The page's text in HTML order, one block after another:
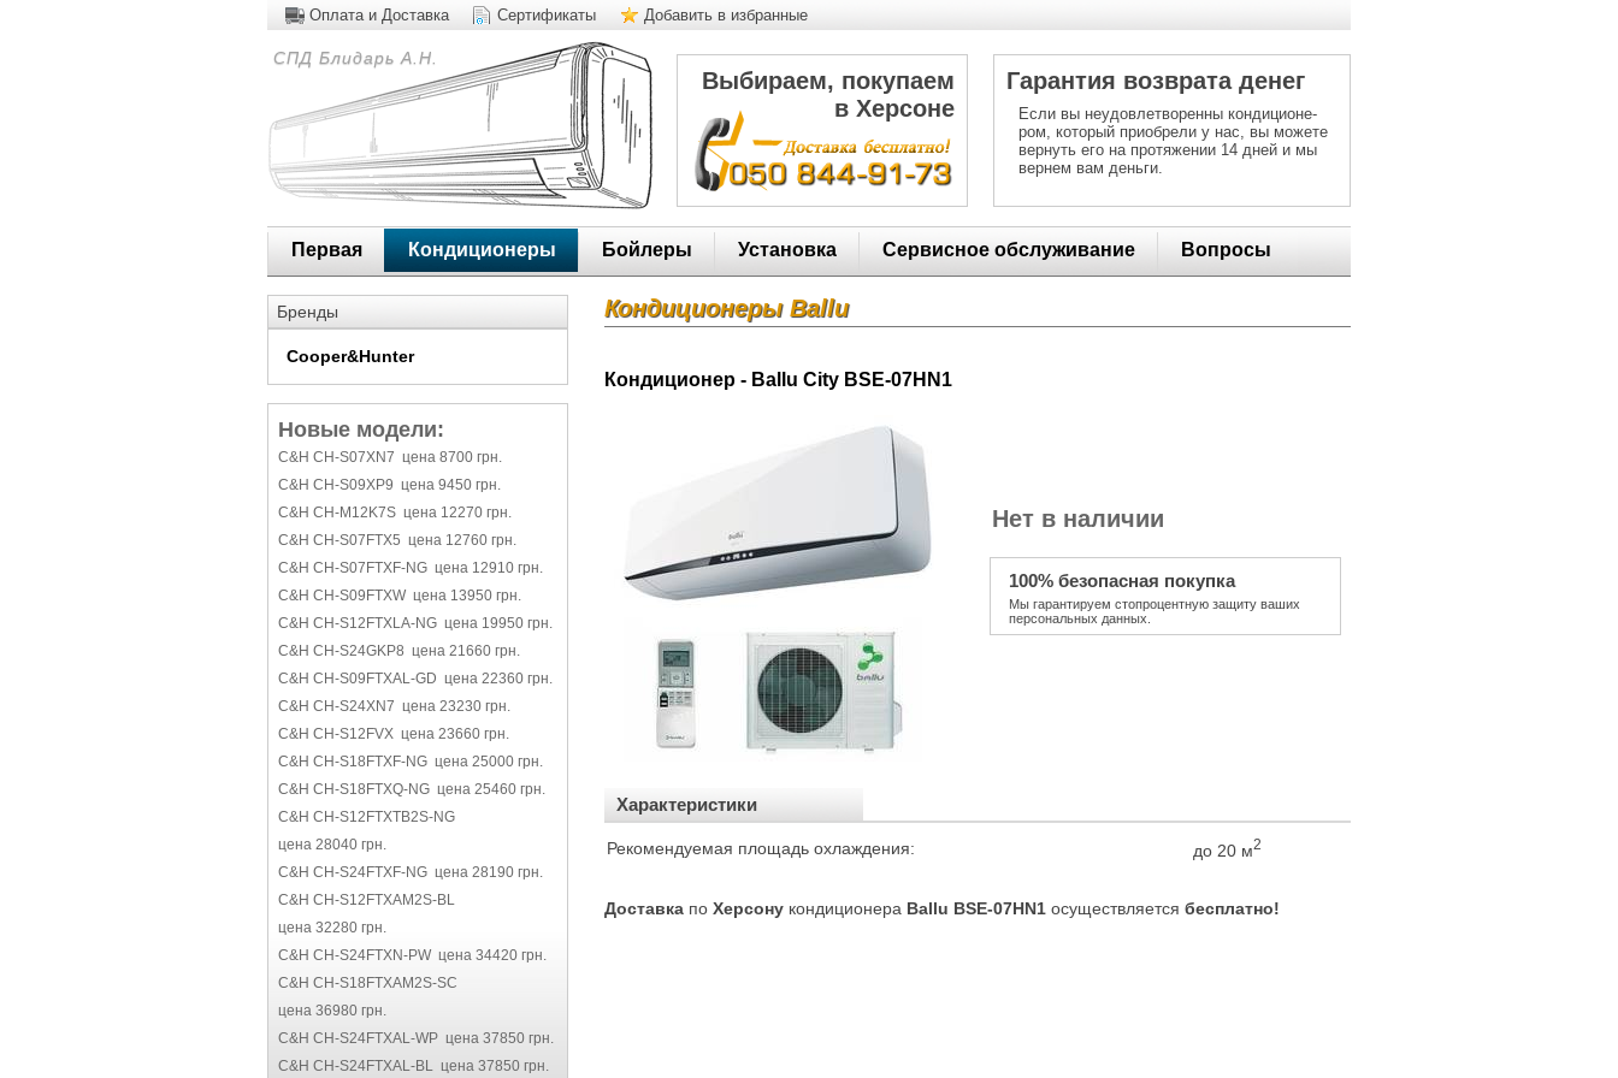
Оплата и Доставка Сертификаты Добавить в избранные
СПД Блидарь А.Н.
Выбираем, покупаем
в Херсоне
Гарантия возврата денег
Если вы неудовлетворенны кондиционе-
ром, который приобрели у нас, вы можете
вернуть его на протяжении 14 дней и мы
вернем вам деньги.
Первая Кондиционеры Бойлеры Установка Сервисное обслуживание Вопросы
Бренды
Cooper&Hunter
Новые модели:
C&H CH-S07XN7 цена 8700 грн.
C&H CH-S09XP9 цена 9450 грн.
C&H CH-M12K7S цена 12270 грн.
C&H CH-S07FTX5 цена 12760 грн.
C&H CH-S07FTXF-NG цена 12910 грн.
C&H CH-S09FTXW цена 13950 грн.
C&H CH-S12FTXLA-NG цена 19950 грн.
C&H CH-S24GKP8 цена 21660 грн.
C&H CH-S09FTXAL-GD цена 22360 грн.
C&H CH-S24XN7 цена 23230 грн.
C&H CH-S12FVX цена 23660 грн.
C&H CH-S18FTXF-NG цена 25000 грн.
C&H CH-S18FTXQ-NG цена 25460 грн.
C&H CH-S12FTXTB2S-NG
цена 28040 грн.
C&H CH-S24FTXF-NG цена 28190 грн.
C&H CH-S12FTXAM2S-BL
цена 32280 грн.
C&H CH-S24FTXN-PW цена 34420 грн.
C&H CH-S18FTXAM2S-SC
цена 36980 грн.
C&H CH-S24FTXAL-WP цена 37850 грн.
C&H CH-S24FTXAL-BL цена 37850 грн.
Кондиционеры Ballu
Кондиционер - Ballu City BSE-07HN1
Нет в наличии
100% безопасная покупка
Мы гарантируем стопроцентную защиту ваших
персональных данных.
Характеристики
Рекомендуемая площадь охлаждения: до 20 м2
Доставка по Херсону кондиционера Ballu BSE-07HN1 осуществляется бесплатно!